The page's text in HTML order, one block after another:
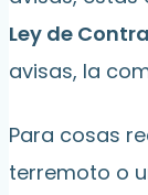
Ley de
avisas, la
Para cosas
terremoto o